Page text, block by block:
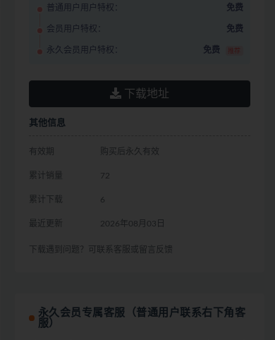
普通用户用户特权： 免费
会员用户特权： 免费
永久会员用户特权： 免费 推荐
下载地址
其他信息
有效期 购买后永久有效
累计销量 72
累计下载 6
最近更新 2026年08月03日
下载遇到问题？可联系客服或留言反馈
永久会员专属客服（普通用户联系右下角客
服）